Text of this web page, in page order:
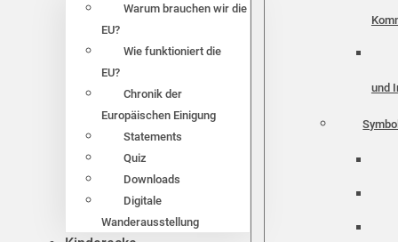
Warum brauchen wir die
EU?
Wie funktioniert die
EU?
Chronik der
Europäischen Einigung
Statements
Quiz
Downloads
Digitale
Wanderausstellung
und